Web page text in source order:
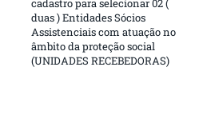
cadastro para selecionar 02 (
duas ) Entidades Sócios
Assistenciais com atuação no
âmbito da proteção social
(UNIDADES RECEBEDORAS)